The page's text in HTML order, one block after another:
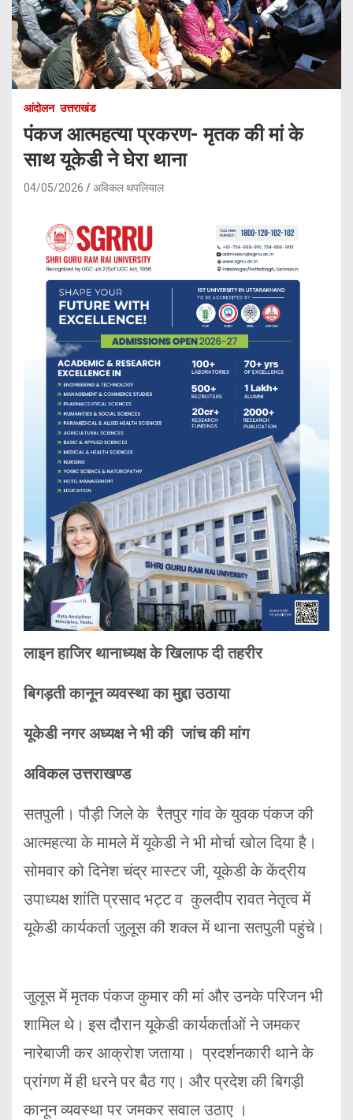
आंदोलन उत्तराखंड
पंकज आत्महत्या प्रकरण- मृतक की मां के
साथ यूकेडी ने घेरा थाना
04/05/2026 अविकल थपलियाल
लाइन हाजिर थानाध्यक्ष के खिलाफ दी तहरीर
बिगड़ती कानून व्यवस्था का मुद्दा उठाया
यूकेडी नगर अध्यक्ष ने भी की जांच की मांग
अविकल उत्तराखण्ड
सतपुली। पौड़ी जिले के रैतपुर गांव के युवक पंकज की
आत्महत्या के मामले में यूकेडी ने भी मोर्चा खोल दिया है।
सोमवार को दिनेश चंद्र मास्टर जी, यूकेडी के केंद्रीय
उपाध्यक्ष शांति प्रसाद भट्ट व कुलदीप रावत नेतृत्व में
यूकेडी कार्यकर्ता जुलूस की शक्ल में थाना सतपुली पहुंचे।
जुलूस में मृतक पंकज कुमार की मां और उनके परिजन भी
शामिल थे। इस दौरान यूकेडी कार्यकर्ताओं ने जमकर
नारेबाजी कर आक्रोश जताया। प्रदर्शनकारी थाने के
प्रांगण में ही धरने पर बैठ गए। और प्रदेश की बिगड़ी
कानून व्यवस्था पर जमकर सवाल उठाए ।